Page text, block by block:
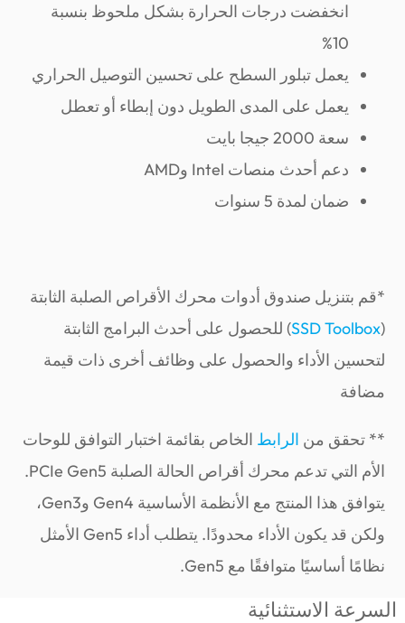
انخفضت درجات الحرارة بشكل ملحوظ بنسبة
10%
يعمل تبلور السطح على تحسين التوصيل الحراري
يعمل على المدى الطويل دون إبطاء أو تعطل
سعة 2000 جيجا بايت
دعم أحدث منصات Intel وAMD
ضمان لمدة 5 سنوات
*قم بتنزيل صندوق أدوات محرك الأقراص الصلبة الثابتة
(
SSD Toolbox) للحصول على أحدث البرامج الثابتة
لتحسين الأداء والحصول على وظائف أخرى ذات قيمة
مضافة
** تحقق من الرابط الخاص بقائمة اختبار التوافق للوحات
الأم التي تدعم محرك أقراص الحالة الصلبة PCIe Gen5.
يتوافق هذا المنتج مع الأنظمة الأساسية Gen4 وGen3،
ولكن قد يكون الأداء محدودًا. يتطلب أداء Gen5 الأمثل
نظامًا أساسيًا متوافقًا مع Gen5.
السرعة الاستثنائية